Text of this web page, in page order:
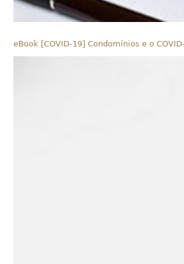
eBook [COVID-19] Condomínios e o